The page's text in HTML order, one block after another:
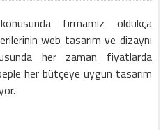
firmamız oldukça
web tasarım ve dizaynı
her zaman fiyatlarda
her bütçeye uygun tasarım
Yap
Yok mu?
Oluştur!